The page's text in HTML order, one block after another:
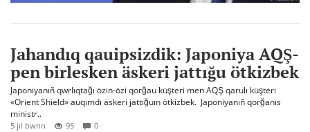
Jahandıq qauipsizdik: Japoniya AQŞ-
pen birlesken äskeri jattığu ötkizbek
Japoniyanıñ qwrlıqtağı özin-özi qorğau küşteri men AQŞ qarulı küşteri
«Orient Shield» auqımdı äskeri jattığuın ötkizbek. Japoniyanıñ qorğanıs
ministr..
5 jıl bwrın 95 0